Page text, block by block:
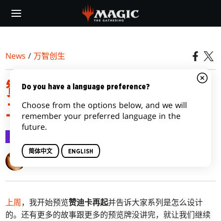
main
News / 万智创生
赞迪卡再起接受挑战，第
二部
Mark Rosewater
上周，我开始预览赞迪卡再起并告诉大家系列是怎么设计
的。还有更多的故事跟更多的预览牌没讲完，就让我们继续
Do you have a language preference?
Choose from the options below, and we will
remember your preferred language in the
future.
简体中文 ENGLISH